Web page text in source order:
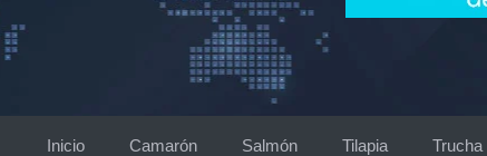
Inicio Camarón Salmón Tilapia Trucha